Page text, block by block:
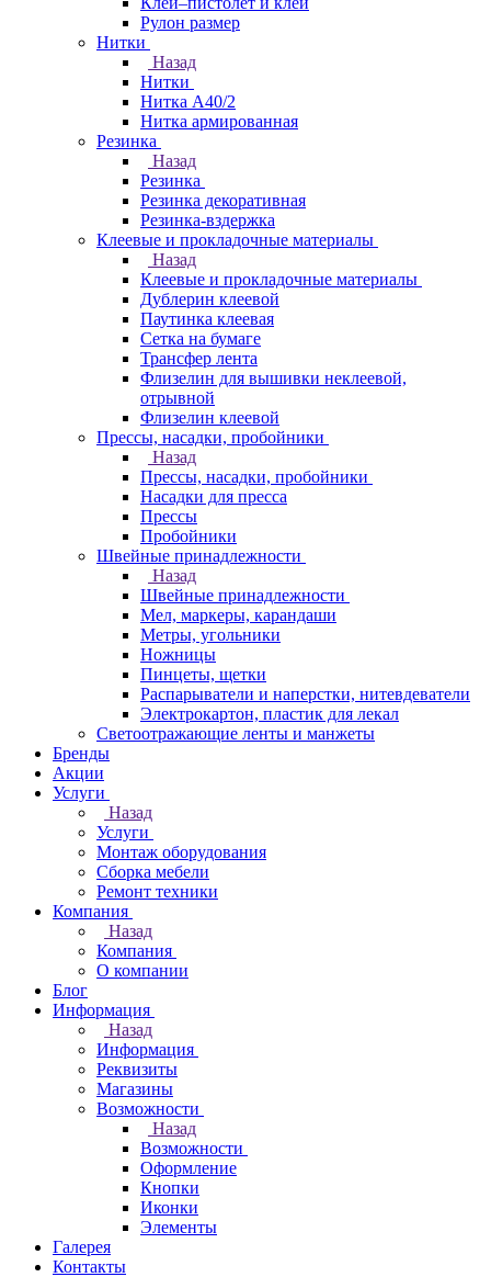
Рулон размер
Нитки
Назад
Нитки
Нитка А40/2
Нитка армированная
Резинка
Назад
Резинка
Резинка декоративная
Резинка-вздержка
Клеевые и прокладочные материалы
Назад
Клеевые и прокладочные материалы
Дублерин клеевой
Паутинка клеевая
Сетка на бумаге
Трансфер лента
Флизелин для вышивки неклеевой,
отрывной
Флизелин клеевой
Прессы, насадки, пробойники
Назад
Прессы, насадки, пробойники
Насадки для пресса
Прессы
Пробойники
Швейные принадлежности
Назад
Швейные принадлежности
Мел, маркеры, карандаши
Метры, угольники
Ножницы
Пинцеты, щетки
Распарыватели и наперстки, нитевдеватели
Электрокартон, пластик для лекал
Светоотражающие ленты и манжеты
Бренды
Акции
Услуги
Назад
Услуги
Монтаж оборудования
Сборка мебели
Ремонт техники
Компания
Назад
Компания
О компании
Блог
Информация
Назад
Информация
Реквизиты
Магазины
Возможности
Назад
Возможности
Оформление
Кнопки
Иконки
Элементы
Галерея
Контакты